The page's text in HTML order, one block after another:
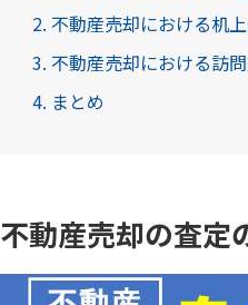
2. 不動産売却における机
3. 不動産売却における訪
4. まとめ
不動産売却の査定